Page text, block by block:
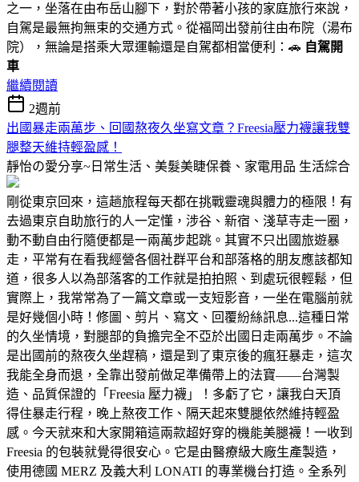
之一，坐落在由布岳山腳下，對於帶著小孩的家庭旅行來說，
自駕是最無拘無束的交通方式。從福岡出發前往由布院（湯布
院），無論是搭乘大眾運輸還是自駕都相當便利：🚗 自駕開
車
繼續閱讀
2週前
出國暴走兩萬步、回國熬夜久坐寫文章？Freesia壓力襪讓我雙
腿整天維持輕盈感！
靜怡の愛分享~日常生活、美髮美睫保養、家電用品 生活綜合
剛從東京回來，這趟旅程每天都在挑戰靈魂與體力的極限！有
去過東京自助旅行的人一定懂，涉谷、新宿、淺草寺走一圈，
動不動自由行隨便都是一兩萬步起跳。其實不只出國旅遊暴
走，平常有在看我經營各個社群平台和部落格的朋友應該都知
道，很多人以為部落客的工作就是拍拍照、到處玩很輕鬆，但
實際上，我常常為了一篇文章或一支短影音，一坐在電腦前就
是好幾個小時！修圖、剪片、寫文、回覆紛絲訊息...這種日常
的久坐情境，對腿部的負擔完全不亞於出國日走兩萬步。不論
是出國前的熬夜久坐趕稿，還是到了東京後的瘋狂暴走，這次
我能全身而退，全靠出發前做足準備帶上的法寶——台灣製
造、品質保證的「Freesia 壓力襪」！多虧了它，讓我白天頂
得住暴走行程，晚上熬夜工作、隔天起來雙腿依然維持輕盈
感。今天就來和大家開箱這兩款超好穿的機能美腿襪！一收到
Freesia 的包裝就覺得很安心。它是由醫療級大廠生產製造，
使用德國 MERZ 及義大利 LONATI 的專業機台打造。全系列